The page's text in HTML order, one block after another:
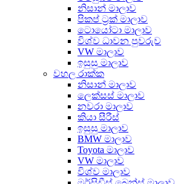
නිසාන් මාලාව
පිකප් ට්‍රක් මාලාව
ටොයෝටා මාලාව
විශ්ව ධාවන පුවරුව
VW මාලාව
ඉසුසු මාලාව
වහල රාක්ක
නිසාන් මාලාව
ලෙක්සස් මාලාව
නවරා මාලාව
කියා සීරීස්
ඉසුසු මාලාව
BMW මාලාව
Toyota මාලාව
VW මාලාව
විශ්ව මාලාව